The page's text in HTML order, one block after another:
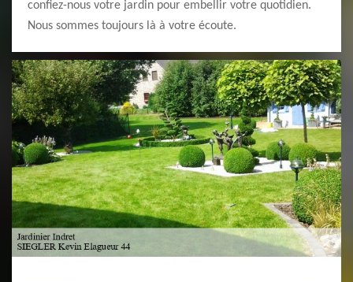
confiez-nous votre jardin pour embellir votre quotidien.
Nous sommes toujours là à votre écoute.